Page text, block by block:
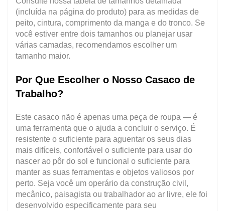
(incluída na página do produto) para as medidas de
peito, cintura, comprimento da manga e do tronco. Se
você estiver entre dois tamanhos ou planejar usar
várias camadas, recomendamos escolher um
tamanho maior.
Por Que Escolher o Nosso Casaco de
Trabalho?
Este casaco não é apenas uma peça de roupa — é
uma ferramenta que o ajuda a concluir o serviço. É
resistente o suficiente para aguentar os seus dias
mais difíceis, confortável o suficiente para usar do
nascer ao pôr do sol e funcional o suficiente para
manter as suas ferramentas e objetos valiosos por
perto. Seja você um operário da construção civil,
mecânico, paisagista ou trabalhador ao ar livre, ele foi
desenvolvido especificamente para seu